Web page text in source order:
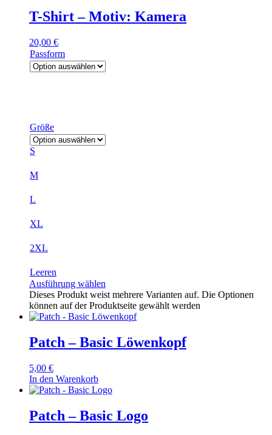
T-Shirt – Motiv: Kamera
20,00 €
Passform
Größe
S
M
L
XL
2XL
Leeren
Ausführung wählen
Dieses Produkt weist mehrere Varianten auf. Die Optionen
können auf der Produktseite gewählt werden
Patch – Basic Löwenkopf
5,00 €
In den Warenkorb
Patch – Basic Logo